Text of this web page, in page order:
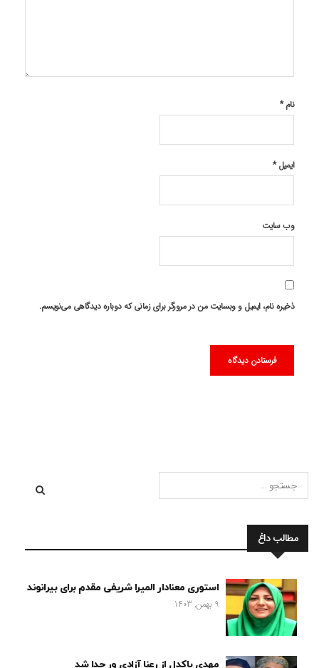
نام*
ایمیل*
وب‌ سایت
ذخیره نام، ایمیل و وبسایت من در مرورگر برای زمانی که دوباره دیدگاهی می‌نویسم.
مطالب داغ
استوری معنادار المیرا شریفی مقدم برای بیرانوند
9 بهمن, 1403
مهدی پاکدل از رعنا آزادی ور جدا شد